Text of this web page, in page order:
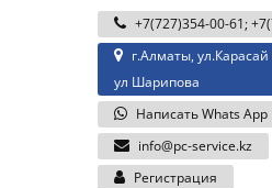
+7(727)354-00-61;
г.Алматы, ул.Карасай
ул Шарипова
Написать Whats App
info@pc-service.kz
Регистрация